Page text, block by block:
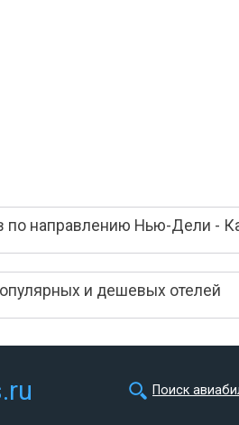
по направлению Нью-Дели -
и дешевых отелей
Поиск